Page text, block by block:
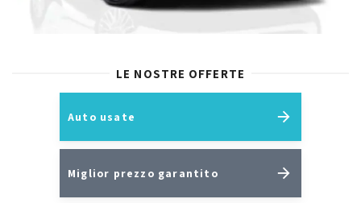
LE NOSTRE OFFERTE
Auto usate
Miglior prezzo garantito